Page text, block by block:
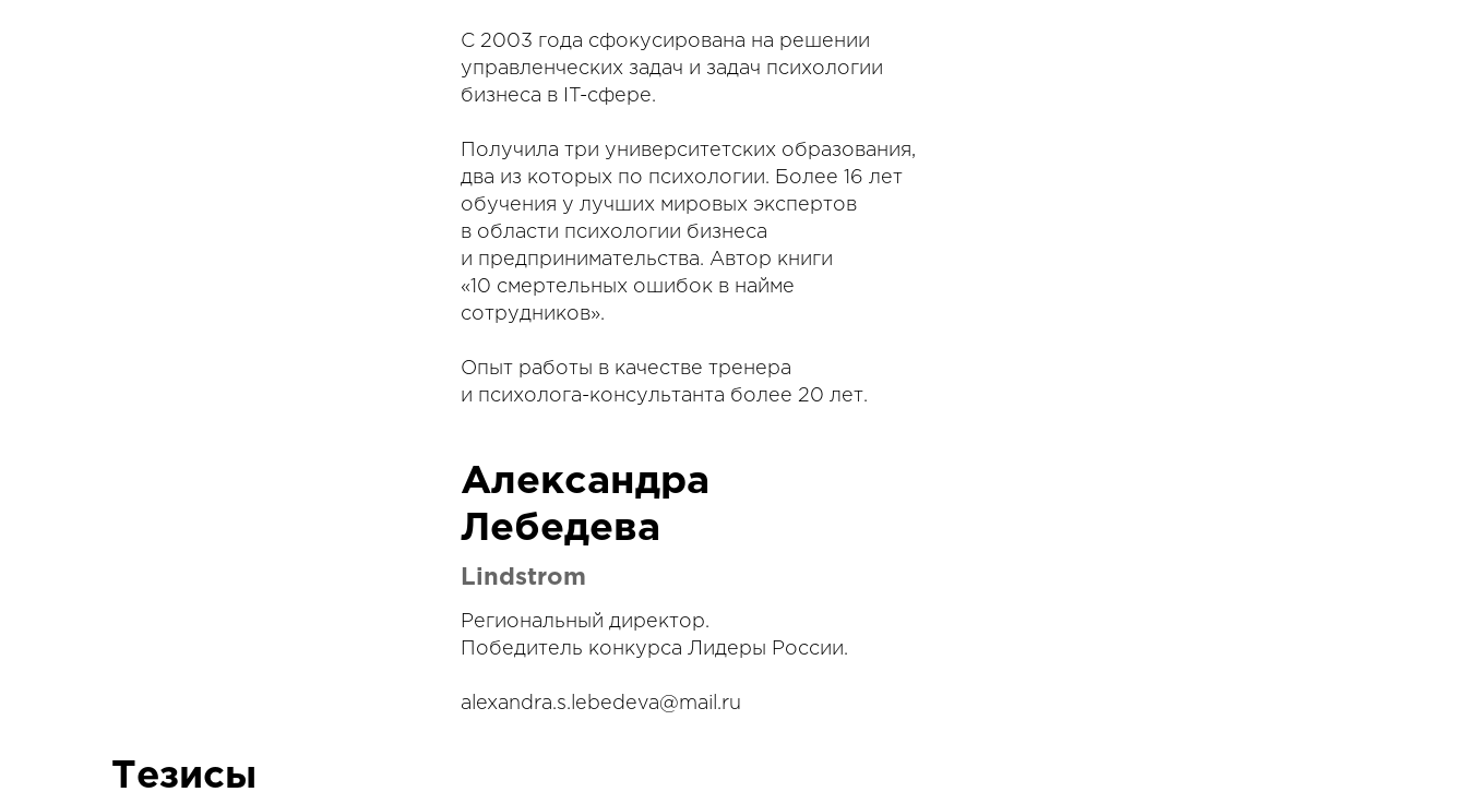
С 2003 года сфокусирована на решении
управленческих задач и задач психологии
бизнеса в IT-сфере.
Получила три университетских образования,
два из которых по психологии. Более 16 лет
обучения у лучших мировых экспертов
в области психологии бизнеса
и предпринимательства. Автор книги
«10 смертельных ошибок в найме
сотрудников».
Опыт работы в качестве тренера
и психолога-консультанта более 20 лет.
Александра
Лебедева
Lindstrom
Региональный директор.
Победитель конкурса Лидеры России.
alexandra.s.lebedeva@mail.ru
Тезисы